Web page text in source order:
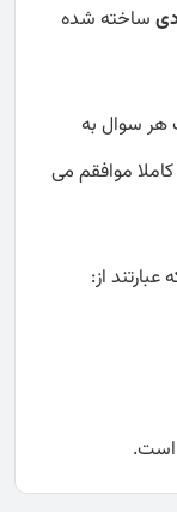
ساخته شده
جواب هر سوال به
موافقم می
از:
است.